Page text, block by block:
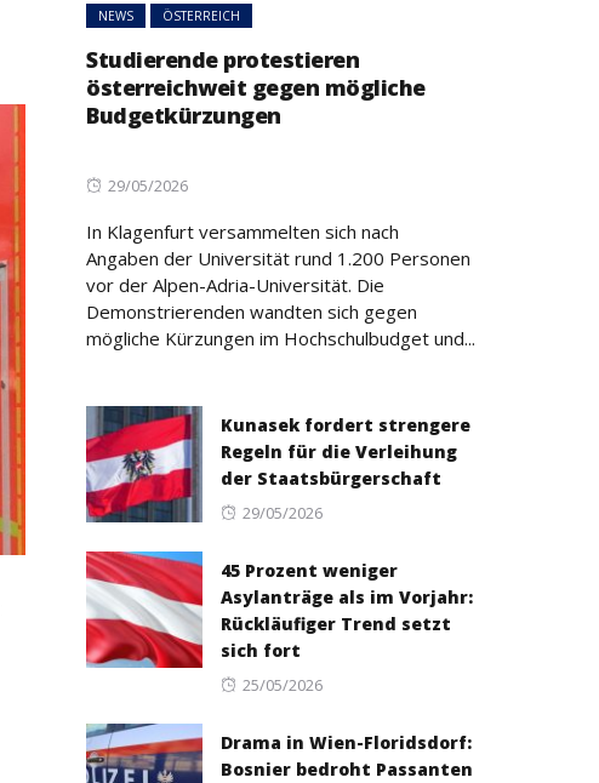
NEWS ÖSTERREICH
Studierende protestieren
österreichweit gegen mögliche
Budgetkürzungen
Posted
29/05/2026
In Klagenfurt versammelten sich nach
Angaben der Universität rund 1.200 Personen
vor der Alpen-Adria-Universität. Die
Demonstrierenden wandten sich gegen
mögliche Kürzungen im Hochschulbudget und...
Kunasek fordert strengere
Regeln für die Verleihung
der Staatsbürgerschaft
Posted
29/05/2026
45 Prozent weniger
Asylanträge als im Vorjahr:
Rückläufiger Trend setzt
sich fort
Posted
25/05/2026
Drama in Wien-Floridsdorf:
Bosnier bedroht Passanten